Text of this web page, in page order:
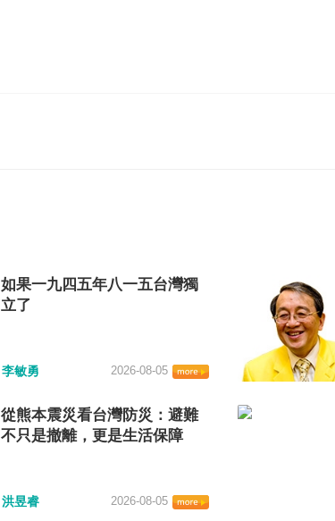
如果一九四五年八一五台灣獨
立了
李敏勇 2026-08-05
從熊本震災看台灣防災：避難
不只是撤離，更是生活保障
洪昱睿 2026-08-05